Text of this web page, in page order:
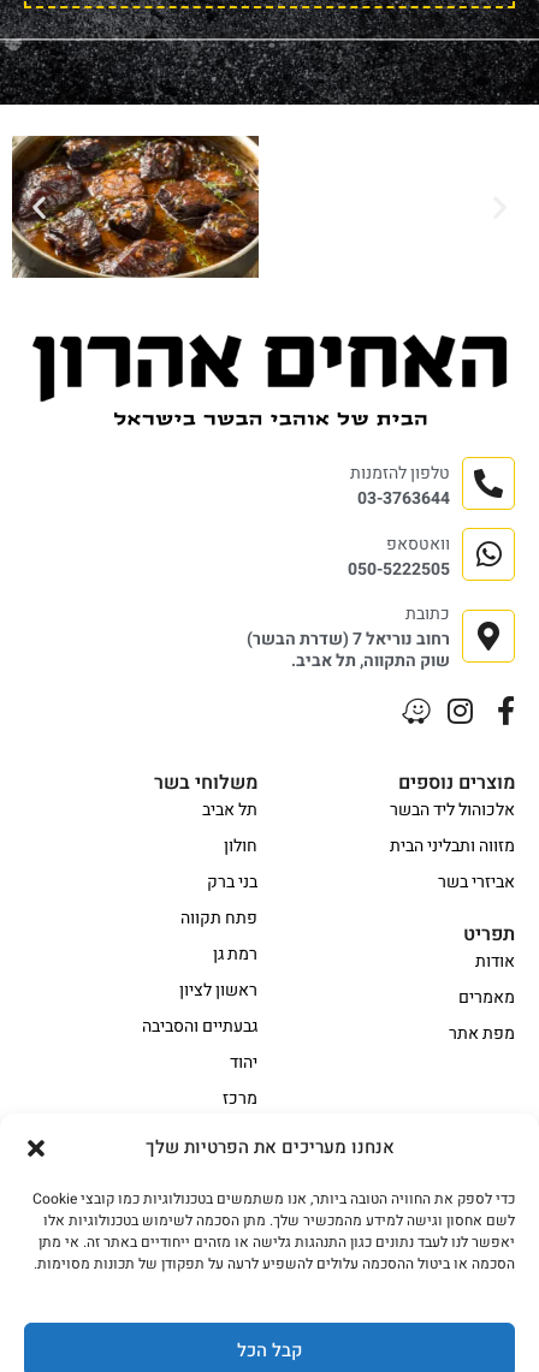
אנחנו מעריכים את הפרטיות שלך
כדי לספק את החוויה הטובה ביותר, אנו משתמשים בטכנולוגיות כמו קובצי Cookie
לשם אחסון וגישה למידע מהמכשיר שלך. מתן הסכמה לשימוש בטכנולוגיות אלו
יאפשר לנו לעבד נתונים כגון התנהגות גלישה או מזהים ייחודיים באתר זה. אי מתן
הסכמה או ביטול ההסכמה עלולים להשפיע לרעה על תפקודן של תכונות מסוימות.
קבל הכל
אווז
בשר בקר משובח
בשר בקר עגלה משובח
בשר למעשנת
הודו
חלקים אחוריים
מיוחדי מסורת1
משלוחי בשר
תל אביב
חולון
בני ברק
פתח תקווה
רמת גן
ראשון לציון
גבעתיים והסביבה
יהוד
מרכז
מוצרים נוספים
אלכוהול ליד הבשר
מזווה ותבליני הבית
אביזרי בשר
תפריט
אודות
מאמרים
מפת אתר
טלפון להזמנות
03-3763644
וואטסאפ
050-5222505
כתובת
רחוב נוריאל 7 (שדרת הבשר)
שוק התקווה, תל אביב.